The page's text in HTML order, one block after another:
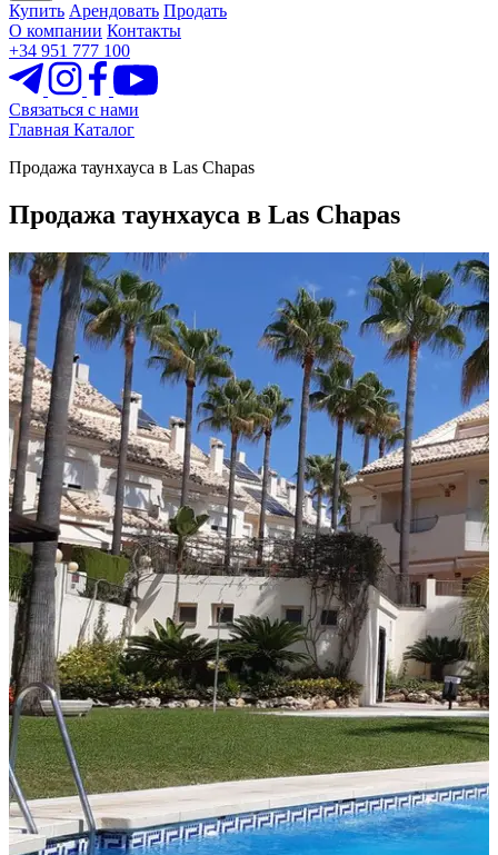
Купить Арендовать Продать
О компании Контакты
+34 951 777 100
Связаться с нами
Главная Каталог
Продажа таунхауса в Las Chapas
Продажа таунхауса в Las Chapas